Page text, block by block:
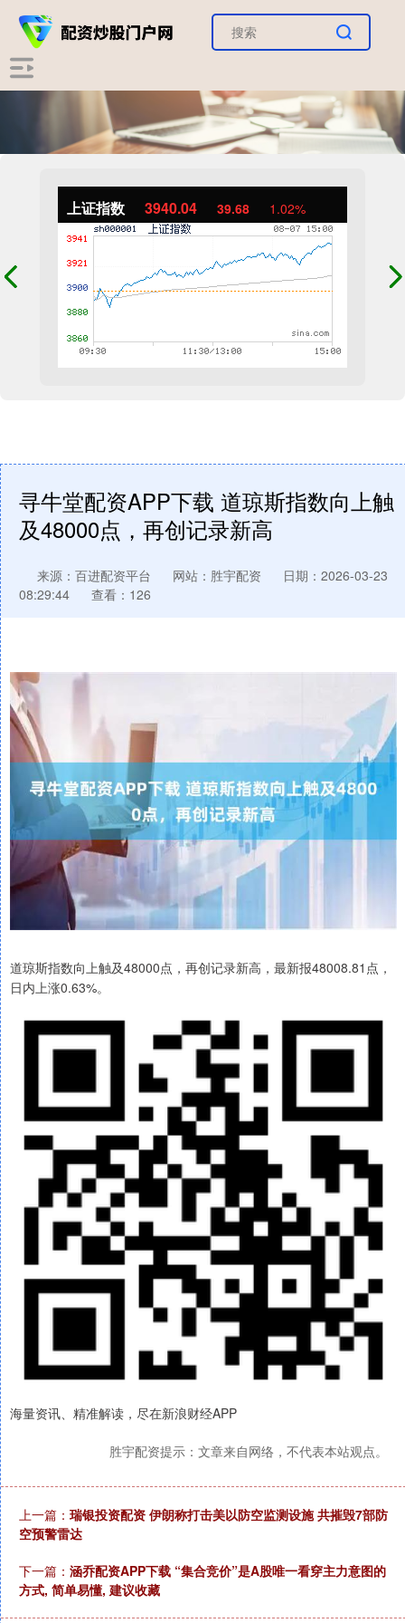
上证指数 3940.04 39.68 1.02%
寻牛堂配资APP下载 道琼斯指数向上触
及48000点，再创记录新高
来源：百进配资平台 网站：胜宇配资
日期：2026-03-23
08:29:44
查看：126
道琼斯指数向上触及48000点，再创记录新高，最新报48008.81点，
日内上涨0.63%。
海量资讯、精准解读，尽在新浪财经APP
胜宇配资提示：文章来自网络，不代表本站观点。
上一篇： 瑞银投资配资 伊朗称打击美以防空监测设施 共摧毁7部防
空预警雷达
下一篇： 涵乔配资APP下载 “集合竞价”是A股唯一看穿主力意图的
方式, 简单易懂, 建议收藏